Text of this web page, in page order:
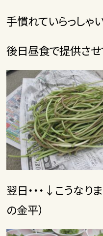
手慣れていらっしゃ
後日昼食で提供させ
翌日・・・↓こうなり
の金平）